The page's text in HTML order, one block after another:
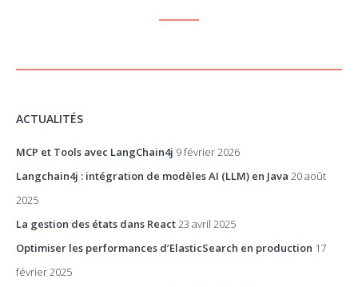
ACTUALITÉS
MCP et Tools avec LangChain4j 9 février 2026
Langchain4j : intégration de modèles AI (LLM) en Java 20 août
2025
La gestion des états dans React23 avril 2025
Optimiser les performances d’ElasticSearch en production 17
février 2025